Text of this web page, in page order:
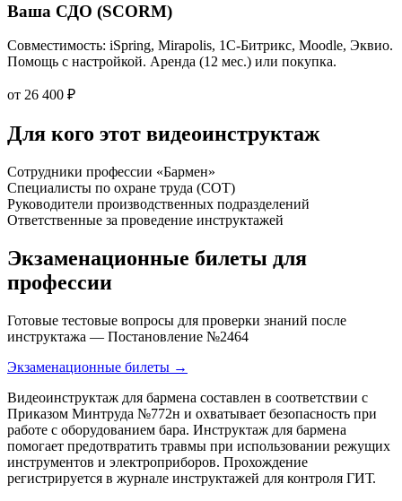
Ваша СДО (SCORM)
Совместимость: iSpring, Mirapolis, 1С-Битрикс, Moodle, Эквио.
Помощь с настройкой. Аренда (12 мес.) или покупка.
от 26 400 ₽
Для кого этот видеоинструктаж
Сотрудники профессии «Бармен»
Специалисты по охране труда (СОТ)
Руководители производственных подразделений
Ответственные за проведение инструктажей
Экзаменационные билеты для
профессии
Готовые тестовые вопросы для проверки знаний после
инструктажа — Постановление №2464
Экзаменационные билеты →
Видеоинструктаж для бармена составлен в соответствии с
Приказом Минтруда №772н и охватывает безопасность при
работе с оборудованием бара. Инструктаж для бармена
помогает предотвратить травмы при использовании режущих
инструментов и электроприборов. Прохождение
регистрируется в журнале инструктажей для контроля ГИТ.